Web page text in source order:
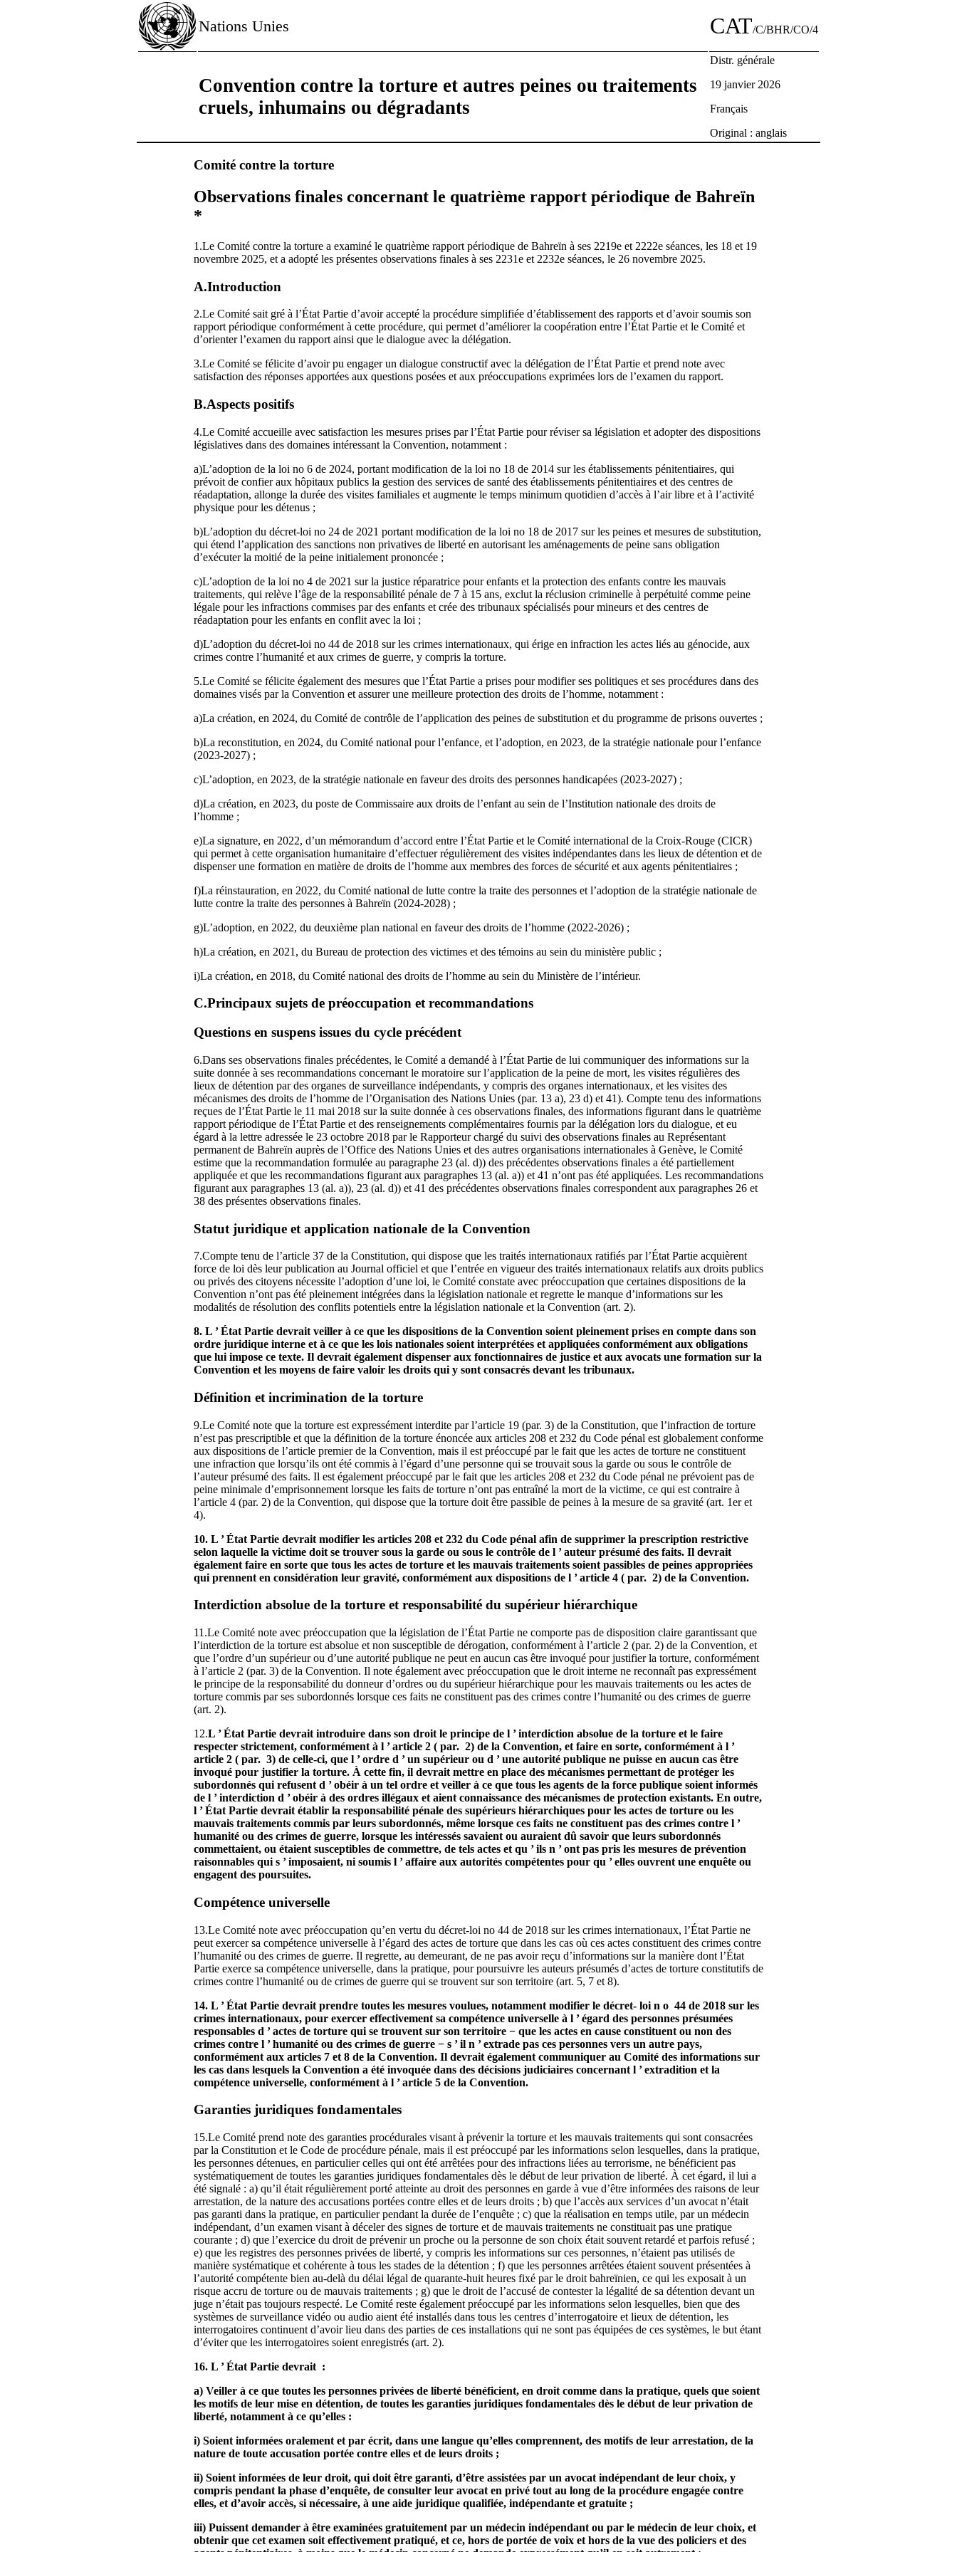
Nations Unies CAT/C/BHR/CO/4
Convention contre la torture et autres peines ou traitements
cruels, inhumains ou dégradants
Distr. générale
19 janvier 2026
Français
Original : anglais
Comité contre la torture
Observations finales concernant le quatrième rapport périodique de Bahreïn
*
1.Le Comité contre la torture a examiné le quatrième rapport périodique de Bahreïn à ses 2219e et 2222e séances, les 18 et 19
novembre 2025, et a adopté les présentes observations finales à ses 2231e et 2232e séances, le 26 novembre 2025.
A.Introduction
2.Le Comité sait gré à l’État Partie d’avoir accepté la procédure simplifiée d’établissement des rapports et d’avoir soumis son
rapport périodique conformément à cette procédure, qui permet d’améliorer la coopération entre l’État Partie et le Comité et
d’orienter l’examen du rapport ainsi que le dialogue avec la délégation.
3.Le Comité se félicite d’avoir pu engager un dialogue constructif avec la délégation de l’État Partie et prend note avec
satisfaction des réponses apportées aux questions posées et aux préoccupations exprimées lors de l’examen du rapport.
B.Aspects positifs
4.Le Comité accueille avec satisfaction les mesures prises par l’État Partie pour réviser sa législation et adopter des dispositions
législatives dans des domaines intéressant la Convention, notamment :
a)L’adoption de la loi no 6 de 2024, portant modification de la loi no 18 de 2014 sur les établissements pénitentiaires, qui
prévoit de confier aux hôpitaux publics la gestion des services de santé des établissements pénitentiaires et des centres de
réadaptation, allonge la durée des visites familiales et augmente le temps minimum quotidien d’accès à l’air libre et à l’activité
physique pour les détenus ;
b)L’adoption du décret-loi no 24 de 2021 portant modification de la loi no 18 de 2017 sur les peines et mesures de substitution,
qui étend l’application des sanctions non privatives de liberté en autorisant les aménagements de peine sans obligation
d’exécuter la moitié de la peine initialement prononcée ;
c)L’adoption de la loi no 4 de 2021 sur la justice réparatrice pour enfants et la protection des enfants contre les mauvais
traitements, qui relève l’âge de la responsabilité pénale de 7 à 15 ans, exclut la réclusion criminelle à perpétuité comme peine
légale pour les infractions commises par des enfants et crée des tribunaux spécialisés pour mineurs et des centres de
réadaptation pour les enfants en conflit avec la loi ;
d)L’adoption du décret-loi no 44 de 2018 sur les crimes internationaux, qui érige en infraction les actes liés au génocide, aux
crimes contre l’humanité et aux crimes de guerre, y compris la torture.
5.Le Comité se félicite également des mesures que l’État Partie a prises pour modifier ses politiques et ses procédures dans des
domaines visés par la Convention et assurer une meilleure protection des droits de l’homme, notamment :
a)La création, en 2024, du Comité de contrôle de l’application des peines de substitution et du programme de prisons ouvertes ;
b)La reconstitution, en 2024, du Comité national pour l’enfance, et l’adoption, en 2023, de la stratégie nationale pour l’enfance
(2023-2027) ;
c)L’adoption, en 2023, de la stratégie nationale en faveur des droits des personnes handicapées (2023-2027) ;
d)La création, en 2023, du poste de Commissaire aux droits de l’enfant au sein de l’Institution nationale des droits de
l’homme ;
e)La signature, en 2022, d’un mémorandum d’accord entre l’État Partie et le Comité international de la Croix-Rouge (CICR)
qui permet à cette organisation humanitaire d’effectuer régulièrement des visites indépendantes dans les lieux de détention et de
dispenser une formation en matière de droits de l’homme aux membres des forces de sécurité et aux agents pénitentiaires ;
f)La réinstauration, en 2022, du Comité national de lutte contre la traite des personnes et l’adoption de la stratégie nationale de
lutte contre la traite des personnes à Bahreïn (2024-2028) ;
g)L’adoption, en 2022, du deuxième plan national en faveur des droits de l’homme (2022-2026) ;
h)La création, en 2021, du Bureau de protection des victimes et des témoins au sein du ministère public ;
i)La création, en 2018, du Comité national des droits de l’homme au sein du Ministère de l’intérieur.
C.Principaux sujets de préoccupation et recommandations
Questions en suspens issues du cycle précédent
6.Dans ses observations finales précédentes, le Comité a demandé à l’État Partie de lui communiquer des informations sur la
suite donnée à ses recommandations concernant le moratoire sur l’application de la peine de mort, les visites régulières des
lieux de détention par des organes de surveillance indépendants, y compris des organes internationaux, et les visites des
mécanismes des droits de l’homme de l’Organisation des Nations Unies (par. 13 a), 23 d) et 41). Compte tenu des informations
reçues de l’État Partie le 11 mai 2018 sur la suite donnée à ces observations finales, des informations figurant dans le quatrième
rapport périodique de l’État Partie et des renseignements complémentaires fournis par la délégation lors du dialogue, et eu
égard à la lettre adressée le 23 octobre 2018 par le Rapporteur chargé du suivi des observations finales au Représentant
permanent de Bahreïn auprès de l’Office des Nations Unies et des autres organisations internationales à Genève, le Comité
estime que la recommandation formulée au paragraphe 23 (al. d)) des précédentes observations finales a été partiellement
appliquée et que les recommandations figurant aux paragraphes 13 (al. a)) et 41 n’ont pas été appliquées. Les recommandations
figurant aux paragraphes 13 (al. a)), 23 (al. d)) et 41 des précédentes observations finales correspondent aux paragraphes 26 et
38 des présentes observations finales.
Statut juridique et application nationale de la Convention
7.Compte tenu de l’article 37 de la Constitution, qui dispose que les traités internationaux ratifiés par l’État Partie acquièrent
force de loi dès leur publication au Journal officiel et que l’entrée en vigueur des traités internationaux relatifs aux droits publics
ou privés des citoyens nécessite l’adoption d’une loi, le Comité constate avec préoccupation que certaines dispositions de la
Convention n’ont pas été pleinement intégrées dans la législation nationale et regrette le manque d’informations sur les
modalités de résolution des conflits potentiels entre la législation nationale et la Convention (art. 2).
8. L ’ État Partie devrait veiller à ce que les dispositions de la Convention soient pleinement prises en compte dans son
ordre juridique interne et à ce que les lois nationales soient interprétées et appliquées conformément aux obligations
que lui impose ce texte. Il devrait également dispenser aux fonctionnaires de justice et aux avocats une formation sur la
Convention et les moyens de faire valoir les droits qui y sont consacrés devant les tribunaux.
Définition et incrimination de la torture
9.Le Comité note que la torture est expressément interdite par l’article 19 (par. 3) de la Constitution, que l’infraction de torture
n’est pas prescriptible et que la définition de la torture énoncée aux articles 208 et 232 du Code pénal est globalement conforme
aux dispositions de l’article premier de la Convention, mais il est préoccupé par le fait que les actes de torture ne constituent
une infraction que lorsqu’ils ont été commis à l’égard d’une personne qui se trouvait sous la garde ou sous le contrôle de
l’auteur présumé des faits. Il est également préoccupé par le fait que les articles 208 et 232 du Code pénal ne prévoient pas de
peine minimale d’emprisonnement lorsque les faits de torture n’ont pas entraîné la mort de la victime, ce qui est contraire à
l’article 4 (par. 2) de la Convention, qui dispose que la torture doit être passible de peines à la mesure de sa gravité (art. 1er et
4).
10. L ’ État Partie devrait modifier les articles 208 et 232 du Code pénal afin de supprimer la prescription restrictive
selon laquelle la victime doit se trouver sous la garde ou sous le contrôle de l ’ auteur présumé des faits. Il devrait
également faire en sorte que tous les actes de torture et les mauvais traitements soient passibles de peines appropriées
qui prennent en considération leur gravité, conformément aux dispositions de l ’ article 4 ( par. 2) de la Convention.
Interdiction absolue de la torture et responsabilité du supérieur hiérarchique
11.Le Comité note avec préoccupation que la législation de l’État Partie ne comporte pas de disposition claire garantissant que
l’interdiction de la torture est absolue et non susceptible de dérogation, conformément à l’article 2 (par. 2) de la Convention, et
que l’ordre d’un supérieur ou d’une autorité publique ne peut en aucun cas être invoqué pour justifier la torture, conformément
à l’article 2 (par. 3) de la Convention. Il note également avec préoccupation que le droit interne ne reconnaît pas expressément
le principe de la responsabilité du donneur d’ordres ou du supérieur hiérarchique pour les mauvais traitements ou les actes de
torture commis par ses subordonnés lorsque ces faits ne constituent pas des crimes contre l’humanité ou des crimes de guerre
(art. 2).
12.L ’ État Partie devrait introduire dans son droit le principe de l ’ interdiction absolue de la torture et le faire
respecter strictement, conformément à l ’ article 2 ( par. 2) de la Convention, et faire en sorte, conformément à l ’
article 2 ( par. 3) de celle-ci, que l ’ ordre d ’ un supérieur ou d ’ une autorité publique ne puisse en aucun cas être
invoqué pour justifier la torture. À cette fin, il devrait mettre en place des mécanismes permettant de protéger les
subordonnés qui refusent d ’ obéir à un tel ordre et veiller à ce que tous les agents de la force publique soient informés
de l ’ interdiction d ’ obéir à des ordres illégaux et aient connaissance des mécanismes de protection existants. En outre,
l ’ État Partie devrait établir la responsabilité pénale des supérieurs hiérarchiques pour les actes de torture ou les
mauvais traitements commis par leurs subordonnés, même lorsque ces faits ne constituent pas des crimes contre l ’
humanité ou des crimes de guerre, lorsque les intéressés savaient ou auraient dû savoir que leurs subordonnés
commettaient, ou étaient susceptibles de commettre, de tels actes et qu ’ ils n ’ ont pas pris les mesures de prévention
raisonnables qui s ’ imposaient, ni soumis l ’ affaire aux autorités compétentes pour qu ’ elles ouvrent une enquête ou
engagent des poursuites.
Compétence universelle
13.Le Comité note avec préoccupation qu’en vertu du décret-loi no 44 de 2018 sur les crimes internationaux, l’État Partie ne
peut exercer sa compétence universelle à l’égard des actes de torture que dans les cas où ces actes constituent des crimes contre
l’humanité ou des crimes de guerre. Il regrette, au demeurant, de ne pas avoir reçu d’informations sur la manière dont l’État
Partie exerce sa compétence universelle, dans la pratique, pour poursuivre les auteurs présumés d’actes de torture constitutifs de
crimes contre l’humanité ou de crimes de guerre qui se trouvent sur son territoire (art. 5, 7 et 8).
14. L ’ État Partie devrait prendre toutes les mesures voulues, notamment modifier le décret- loi n o 44 de 2018 sur les
crimes internationaux, pour exercer effectivement sa compétence universelle à l ’ égard des personnes présumées
responsables d ’ actes de torture qui se trouvent sur son territoire − que les actes en cause constituent ou non des
crimes contre l ’ humanité ou des crimes de guerre − s ’ il n ’ extrade pas ces personnes vers un autre pays,
conformément aux articles 7 et 8 de la Convention. Il devrait également communiquer au Comité des informations sur
les cas dans lesquels la Convention a été invoquée dans des décisions judiciaires concernant l ’ extradition et la
compétence universelle, conformément à l ’ article 5 de la Convention.
Garanties juridiques fondamentales
15.Le Comité prend note des garanties procédurales visant à prévenir la torture et les mauvais traitements qui sont consacrées
par la Constitution et le Code de procédure pénale, mais il est préoccupé par les informations selon lesquelles, dans la pratique,
les personnes détenues, en particulier celles qui ont été arrêtées pour des infractions liées au terrorisme, ne bénéficient pas
systématiquement de toutes les garanties juridiques fondamentales dès le début de leur privation de liberté. À cet égard, il lui a
été signalé : a) qu’il était régulièrement porté atteinte au droit des personnes en garde à vue d’être informées des raisons de leur
arrestation, de la nature des accusations portées contre elles et de leurs droits ; b) que l’accès aux services d’un avocat n’était
pas garanti dans la pratique, en particulier pendant la durée de l’enquête ; c) que la réalisation en temps utile, par un médecin
indépendant, d’un examen visant à déceler des signes de torture et de mauvais traitements ne constituait pas une pratique
courante ; d) que l’exercice du droit de prévenir un proche ou la personne de son choix était souvent retardé et parfois refusé ;
e) que les registres des personnes privées de liberté, y compris les informations sur ces personnes, n’étaient pas utilisés de
manière systématique et cohérente à tous les stades de la détention ; f) que les personnes arrêtées étaient souvent présentées à
l’autorité compétente bien au-delà du délai légal de quarante-huit heures fixé par le droit bahreïnien, ce qui les exposait à un
risque accru de torture ou de mauvais traitements ; g) que le droit de l’accusé de contester la légalité de sa détention devant un
juge n’était pas toujours respecté. Le Comité reste également préoccupé par les informations selon lesquelles, bien que des
systèmes de surveillance vidéo ou audio aient été installés dans tous les centres d’interrogatoire et lieux de détention, les
interrogatoires continuent d’avoir lieu dans des parties de ces installations qui ne sont pas équipées de ces systèmes, le but étant
d’éviter que les interrogatoires soient enregistrés (art. 2).
16. L ’ État Partie devrait :
a) Veiller à ce que toutes les personnes privées de liberté bénéficient, en droit comme dans la pratique, quels que soient
les motifs de leur mise en détention, de toutes les garanties juridiques fondamentales dès le début de leur privation de
liberté, notamment à ce qu’elles :
i) Soient informées oralement et par écrit, dans une langue qu’elles comprennent, des motifs de leur arrestation, de la
nature de toute accusation portée contre elles et de leurs droits ;
ii) Soient informées de leur droit, qui doit être garanti, d’être assistées par un avocat indépendant de leur choix, y
compris pendant la phase d’enquête, de consulter leur avocat en privé tout au long de la procédure engagée contre
elles, et d’avoir accès, si nécessaire, à une aide juridique qualifiée, indépendante et gratuite ;
iii) Puissent demander à être examinées gratuitement par un médecin indépendant ou par le médecin de leur choix, et
obtenir que cet examen soit effectivement pratiqué, et ce, hors de portée de voix et hors de la vue des policiers et des